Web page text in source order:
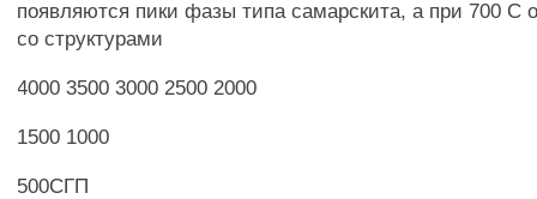
появляются пики фазы типа самарскита, а при 700 С
со структурами
4000 3500 3000 2500 2000
1500 1000
500СГП